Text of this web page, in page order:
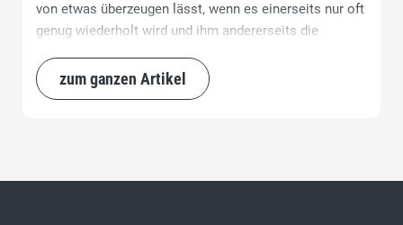
von etwas überzeugen lässt, wenn es einerseits nur oft
genug wiederholt wird und ihm andererseits die
falls er es wagen sollte, an der vermeintlichen
Tatsache zu zweifeln.
zum ganzen Artikel